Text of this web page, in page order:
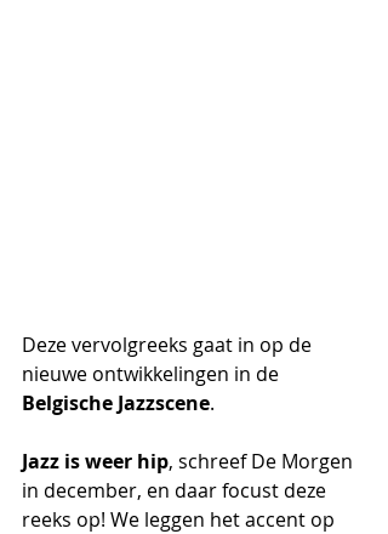
Deze vervolgreeks gaat in op de
nieuwe ontwikkelingen in de
Belgische Jazzscene.
Jazz is weer hip, schreef De Morgen
in december, en daar focust deze
reeks op! We leggen het accent op